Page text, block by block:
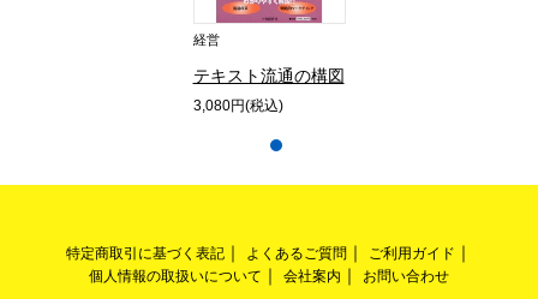
経営
テキスト流通の構図
3,080円(税込)
特定商取引に基づく表記 よくあるご質問
ご利用ガイド
個人情報の取扱いについて
会社案内 お問い合わせ